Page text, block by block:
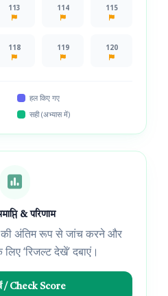
113 114 115
118 119 120
हल किए गए
सही (अभ्यास में)
& परिणाम
की अंतिम रूप से जांच करने और
‘रिजल्ट देखें’ दबाएं।
/ Check Score